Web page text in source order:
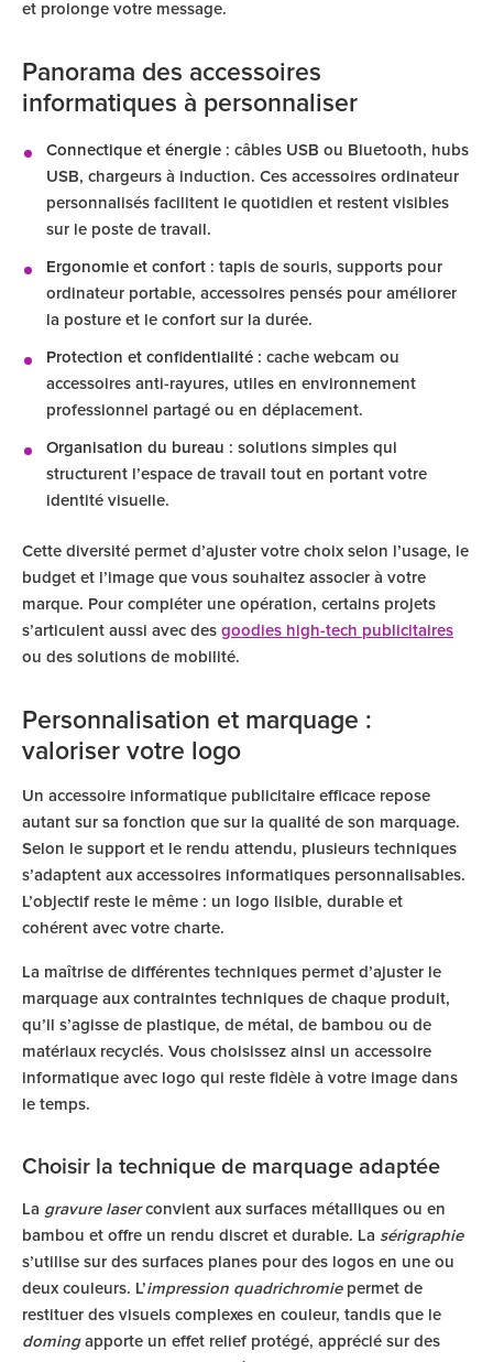
et prolonge votre message.
Panorama des accessoires
informatiques à personnaliser
Connectique et énergie : câbles USB ou Bluetooth, hubs
USB, chargeurs à induction. Ces accessoires ordinateur
personnalisés facilitent le quotidien et restent visibles
sur le poste de travail.
Ergonomie et confort : tapis de souris, supports pour
ordinateur portable, accessoires pensés pour améliorer
la posture et le confort sur la durée.
Protection et confidentialité : cache webcam ou
accessoires anti-rayures, utiles en environnement
professionnel partagé ou en déplacement.
Organisation du bureau : solutions simples qui
structurent l’espace de travail tout en portant votre
identité visuelle.
Cette diversité permet d’ajuster votre choix selon l’usage, le
budget et l’image que vous souhaitez associer à votre
marque. Pour compléter une opération, certains projets
s’articulent aussi avec des goodies high-tech publicitaires
ou des solutions de mobilité.
Personnalisation et marquage :
valoriser votre logo
Un accessoire informatique publicitaire efficace repose
autant sur sa fonction que sur la qualité de son marquage.
Selon le support et le rendu attendu, plusieurs techniques
s’adaptent aux accessoires informatiques personnalisables.
L’objectif reste le même : un logo lisible, durable et
cohérent avec votre charte.
La maîtrise de différentes techniques permet d’ajuster le
marquage aux contraintes techniques de chaque produit,
qu’il s’agisse de plastique, de métal, de bambou ou de
matériaux recyclés. Vous choisissez ainsi un accessoire
informatique avec logo qui reste fidèle à votre image dans
le temps.
Choisir la technique de marquage adaptée
La gravure laserconvient aux surfaces métalliques ou en
bambou et offre un rendu discret et durable. La sérigraphie
s’utilise sur des surfaces planes pour des logos en une ou
deux couleurs. L’impression quadrichromiepermet de
restituer des visuels complexes en couleur, tandis que le
domingapporte un effet relief protégé, apprécié sur des